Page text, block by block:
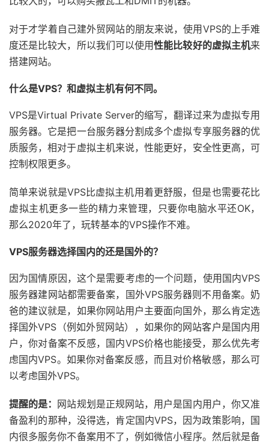
对于才学着自己建外贸网站的朋友来说，使用VPS的上手难
度还是比较大，所以我们可以使用性能比较好的虚拟主机来
搭建网站。
什么是VPS？和虚拟主机有何不同。
VPS是Virtual Private Server的缩写，翻译过来为虚拟专用
服务器。它是把一台服务器分割成多个虚拟专享服务器的优
质服务，相对于虚拟主机来说，性能更好，安全性更高，可
控制权限更多。
简单来说就是VPS比虚拟主机用着更舒服，但是也需要花比
虚拟主机更多一些的精力来管理，只要你电脑水平还OK，
那么2020年了，玩转基本的VPS操作不难。
VPS服务器选择国内的还是国外的？
因为国情原因，这个是需要考虑的一个问题，使用国内VPS
服务器建网站都需要备案，国外VPS服务器则不用备案。奶
爸的建议就是，如果你网站用户主要面向国外，那么肯定选
择国外VPS（例如外贸网站），如果你的网站客户是国内用
户，你对备案不反感，国内VPS价格也能接受，那么优先考
虑国内VPS。如果你对备案反感，而且对价格敏感，那么可
以考虑国外VPS。
提醒的是： 网站规划是正规网站，用户是国内用户，你又准
备盈利的那种，没得选，肯定国内VPS，因为政策影响，国
内很多服务你不备案用不了，例如微信小程序。然后就是备